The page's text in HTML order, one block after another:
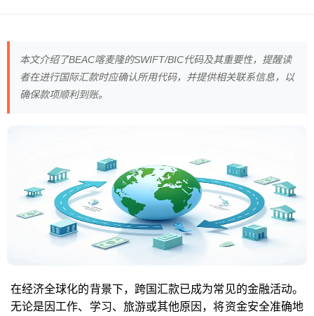
本文介绍了BEAC喀麦隆的SWIFT/BIC代码及其重要性，提醒读
者在进行国际汇款时应确认所用代码，并提供相关联系信息，以
确保款项顺利到账。
在经济全球化的背景下，跨国汇款已成为常见的金融活动。
无论是因工作、学习、旅游或其他原因，将资金安全准确地